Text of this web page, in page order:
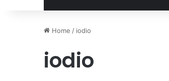
Home / iodio
iodio